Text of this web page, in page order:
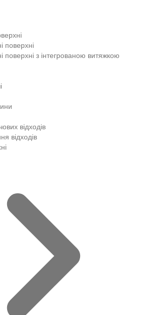
поверхні
поверхні з інтегрованою витяжкою
відходів
відходів